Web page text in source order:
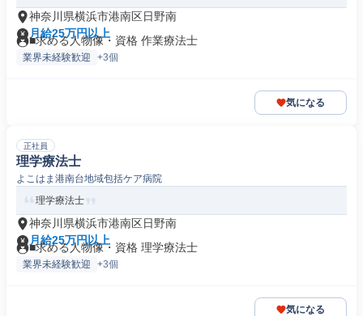
神奈川県横浜市港南区日野南
月給25万円以上
■求める人物像・資格 作業療法士
業界未経験歓迎 +3個
気になる
正社員
理学療法士
よこはま港南台地域包括ケア病院
理学療法士
神奈川県横浜市港南区日野南
月給25万円以上
■求める人物像・資格 理学療法士
業界未経験歓迎 +3個
気になる